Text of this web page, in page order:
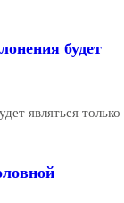
будет
являться только